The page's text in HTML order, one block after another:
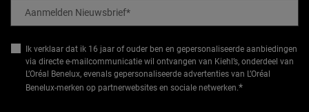
Aanmelden Nieuwsbrief*
Ik verklaar dat ik 16 jaar of ouder ben en gepersonaliseerde aanbiedingen
via directe e-mailcommunicatie wil ontvangen van Kiehl’s, onderdeel van
L’Oréal Benelux, evenals gepersonaliseerde advertenties van L’Oréal
Benelux-merken op partnerwebsites en sociale netwerken.*